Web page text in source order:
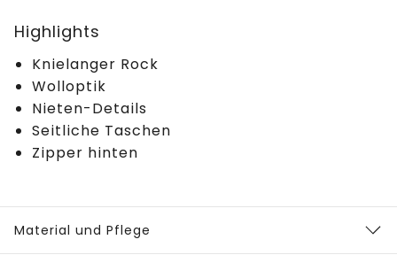
Highlights
Knielanger Rock
Wolloptik
Nieten-Details
Seitliche Taschen
Zipper hinten
Material und Pflege